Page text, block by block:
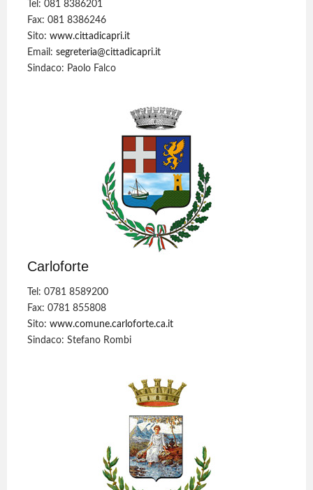
Tel: 081 8386201
Fax: 081 8386246
Sito:www.cittadicapri.it
Email:segreteria@cittadicapri.it
Sindaco: Paolo Falco
Carloforte
Tel: 0781 8589200
Fax: 0781 855808
Sito:www.comune.carloforte.ca.it
Sindaco: Stefano Rombi